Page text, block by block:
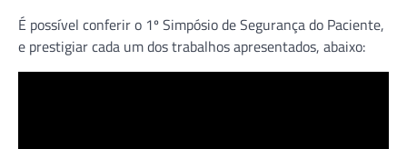
É possível conferir o 1º Simpósio de Segurança do Paciente,
e prestigiar cada um dos trabalhos apresentados, abaixo: